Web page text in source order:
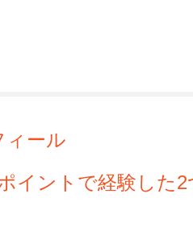
ィール
イントで経験した